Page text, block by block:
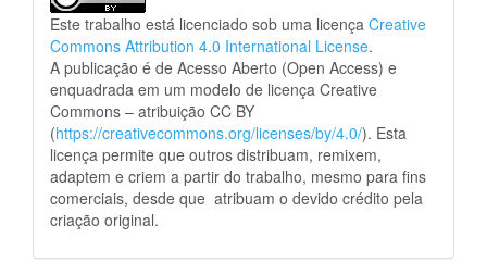
Este trabalho está licenciado sob uma licença Creative
Commons Attribution 4.0 International License.
A publicação é de Acesso Aberto (Open Access) e
enquadrada em um modelo de licença Creative
Commons – atribuição CC BY
(https://creativecommons.org/licenses/by/4.0/). Esta
licença permite que outros distribuam, remixem,
adaptem e criem a partir do trabalho, mesmo para fins
comerciais, desde que atribuam o devido crédito pela
criação original.